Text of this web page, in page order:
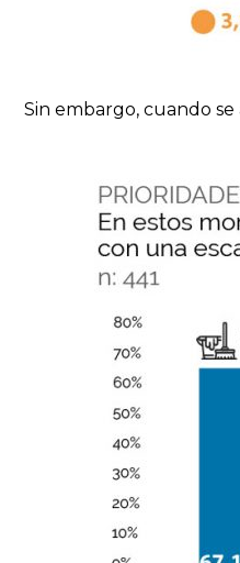
Sin embargo, cuando